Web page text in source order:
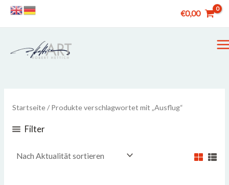
Zum
€0,00
Startseite/ Produkte verschlagwortet mit „Ausflug“
Filter